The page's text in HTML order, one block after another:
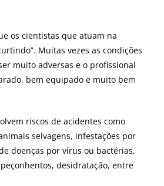
os cientistas que atuam na
Muitas vezes as condições
muito adversas e o profissional
bem equipado e muito bem
riscos de acidentes como
selvagens, infestações por
doenças por vírus ou bactérias,
desidratação, entre